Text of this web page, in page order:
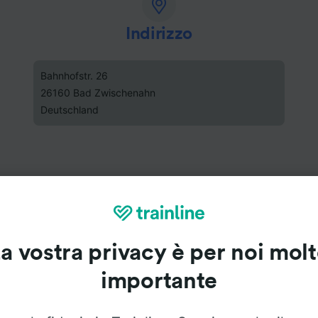
Indirizzo
Bahnhofstr. 26
26160 Bad Zwischenahn
Deutschland
vostra privacy è per noi
importante